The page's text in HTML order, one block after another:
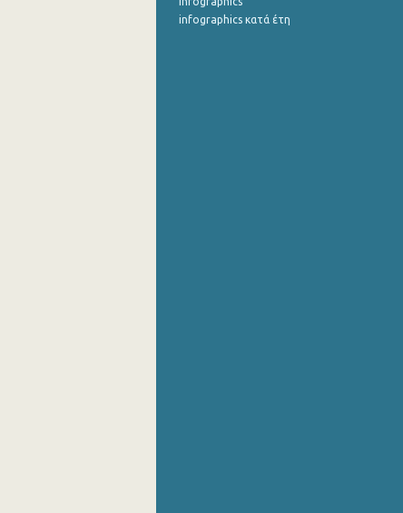
infographics κατά έτη